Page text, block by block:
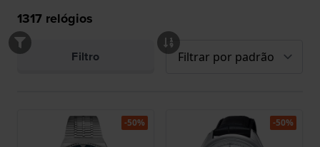
1317 relógios
Filtro
-50% -50%